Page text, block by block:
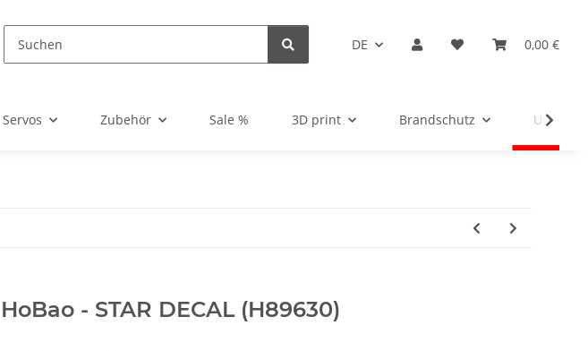
DE 0,00 €
Servos Zubehör Sale % 3D print Brandschutz
HoBao - STAR DECAL (H89630)